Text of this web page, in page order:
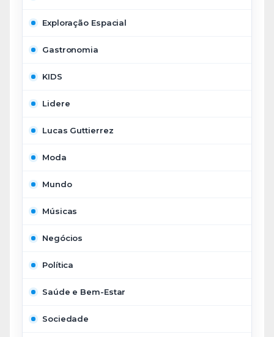
Exploração Espacial
Gastronomia
KIDS
Lidere
Lucas Guttierrez
Moda
Mundo
Músicas
Negócios
Política
Saúde e Bem-Estar
Sociedade